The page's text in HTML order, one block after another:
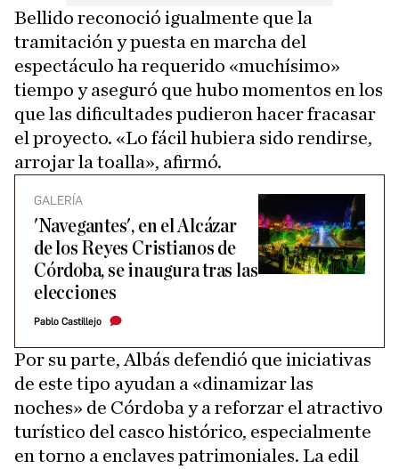
Bellido reconoció igualmente que la
tramitación y puesta en marcha del
espectáculo ha requerido «muchísimo»
tiempo y aseguró que hubo momentos en los
que las dificultades pudieron hacer fracasar
el proyecto. «Lo fácil hubiera sido rendirse,
arrojar la toalla», afirmó.
GALERÍA
'Navegantes', en el Alcázar
de los Reyes Cristianos de
Córdoba, se inaugura tras las
elecciones
Pablo Castillejo
Por su parte, Albás defendió que iniciativas
de este tipo ayudan a «dinamizar las
noches» de Córdoba y a reforzar el atractivo
turístico del casco histórico, especialmente
en torno a enclaves patrimoniales. La edil